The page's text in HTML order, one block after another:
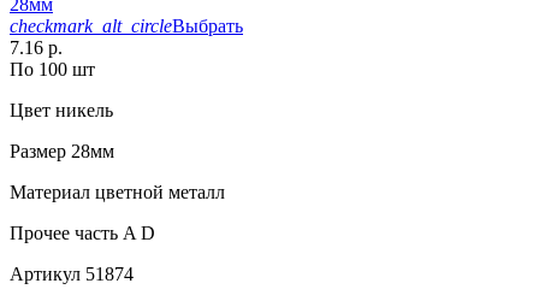
checkmark_alt_circleВыбрать
7.16 р.
По 100 шт
Цвет никель
Размер 28мм
Материал цветной металл
Прочее часть A D
Артикул 51874